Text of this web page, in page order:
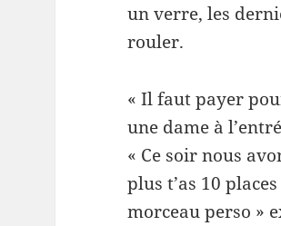
un verre, les
rouler.
« Il faut payer
une dame à
« Ce soir nous
plus t’as 10
morceau perso »